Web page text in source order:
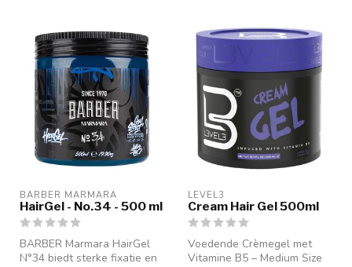
BARBER MARMARA
HairGel - No.34 - 500 ml
BARBER Marmara HairGel
N°34 biedt sterke fixatie en
LEVEL3
Cream Hair Gel 500ml
Voedende Crèmegel met
Vitamine B5 – Medium Size